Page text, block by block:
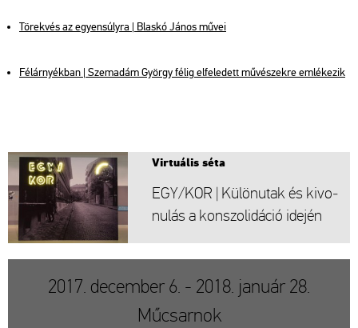
Tö­rek­vés az egyen­súly­ra | Blas­kó János művei
Fél­ár­nyék­ban | Sze­ma­dám György félig el­fe­le­dett mű­vé­szek­re em­lé­ke­zik
Vir­tu­á­lis séta
EGY/KOR | Kü­lön­utak és ki­vo­
nu­lás a kon­szo­li­dá­ció ide­jén
2017. december 6. - 2018. január 28.
Műcsarnok